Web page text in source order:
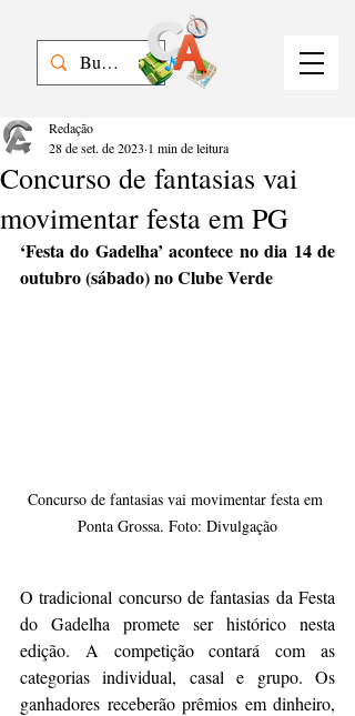
Concurso de fantasias vai
movimentar festa em PG
Redação
28 de set. de 2023 1 min de leitura
‘Festa do Gadelha’ acontece no dia 14 de
outubro (sábado) no Clube Verde
Concurso de fantasias vai movimentar festa em
Ponta Grossa. Foto: Divulgação
O tradicional concurso de fantasias da Festa
do Gadelha promete ser histórico nesta
edição. A competição contará com as
categorias individual, casal e grupo. Os
ganhadores receberão prêmios em dinheiro,